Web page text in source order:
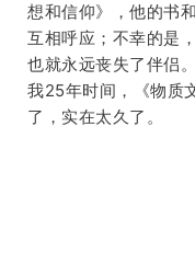
想和信仰》，他的书
互相呼应；不幸的是
也就永远丧失了伴侣
我25年时间，《物质
了，实在太久了。